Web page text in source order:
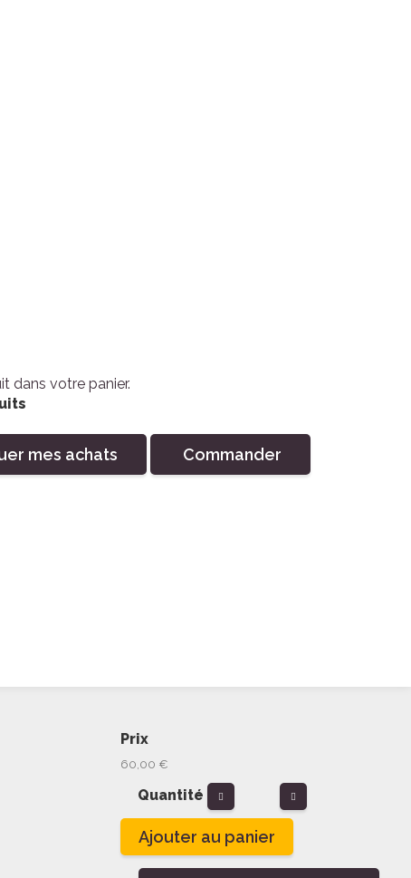
dans votre panier.
mes achats Commander
Prix
60,00 €
Quantité
Ajouter au panier